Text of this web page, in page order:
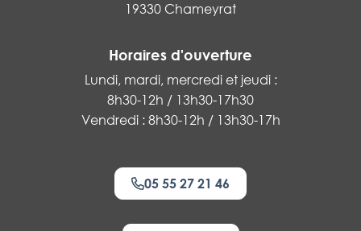
19330 Chameyrat
Horaires d'ouverture
Lundi, mardi, mercredi et jeudi :
8h30-12h / 13h30-17h30
Vendredi : 8h30-12h / 13h30-17h
05 55 27 21 46